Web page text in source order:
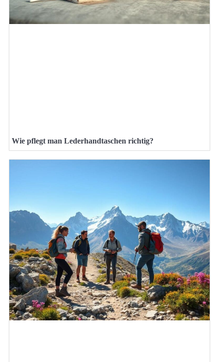
Wie pflegt man Lederhandtaschen richtig?